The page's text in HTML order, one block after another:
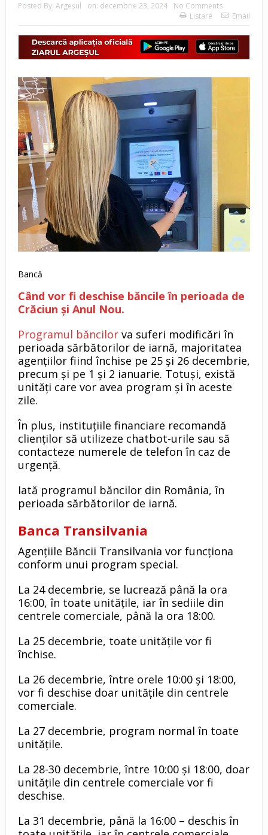
Posted By: Argeşul on: decembrie 23, 2024
No Comments
Listare
Email
Bancă
Când vor fi deschise băncile în perioada de
Crăciun și Anul Nou.
Programul băncilorva suferi modificări în
perioada sărbătorilor de iarnă, majoritatea
agențiilor fiind închise pe 25 și 26 decembrie,
precum și pe 1 și 2 ianuarie. Totuși, există
unități care vor avea program și în aceste
zile.
În plus, instituțiile financiare recomandă
clienților să utilizeze chatbot-urile sau să
contacteze numerele de telefon în caz de
urgență.
Iată programul băncilor din România, în
perioada sărbătorilor de iarnă.
Banca Transilvania
Agențiile Băncii Transilvania vor funcționa
conform unui program special.
La 24 decembrie, se lucrează până la ora
16:00, în toate unitățile, iar în sediile din
centrele comerciale, până la ora 18:00.
La 25 decembrie, toate unitățile vor fi
închise.
La 26 decembrie, între orele 10:00 și 18:00,
vor fi deschise doar unitățile din centrele
comerciale.
La 27 decembrie, program normal în toate
unitățile.
La 28-30 decembrie, între 10:00 și 18:00, doar
unitățile din centrele comerciale vor fi
deschise.
La 31 decembrie, până la 16:00 – deschis în